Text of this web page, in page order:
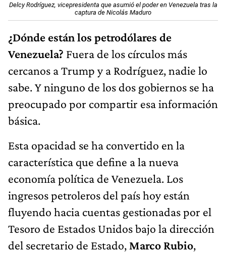
Delcy Rodríguez, vicepresidenta que asumió el poder en Venezuela tras la
captura de Nicolás Maduro
¿Dónde están los petrodólares de
Venezuela? Fuera de los círculos más
cercanos a Trump y a Rodríguez, nadie lo
sabe. Y ninguno de los dos gobiernos se ha
preocupado por compartir esa información
básica.
Esta opacidad se ha convertido en la
característica que define a la nueva
economía política de Venezuela. Los
ingresos petroleros del país hoy están
fluyendo hacia cuentas gestionadas por el
Tesoro de Estados Unidos bajo la dirección
del secretario de Estado, Marco Rubio,